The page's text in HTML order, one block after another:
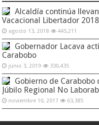
Alcaldía continúa
Vacacional Libertador 2018
agosto 13, 2018 445,211
Gobernador Lacava
Carabobo
junio 3, 2019 330,435
Gobierno de
Júbilo Regional No
noviembre 10, 2017 63,385